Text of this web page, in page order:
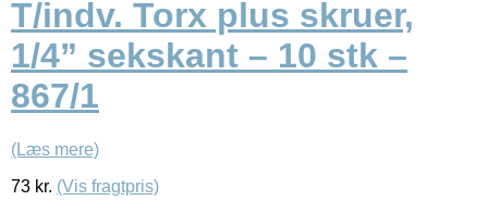
T/indv. Torx plus skruer,
1/4” sekskant – 10 stk –
867/1
(Læs mere)
73 kr. (Vis fragtpris)